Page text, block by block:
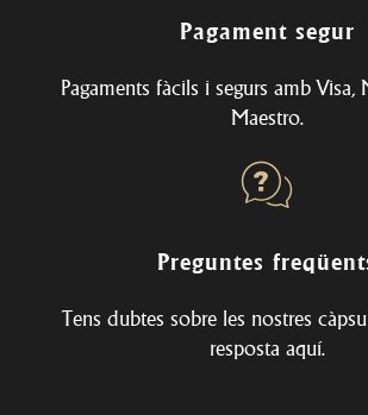
Pagament segur
Pagaments fàcils i segurs amb Visa,
Maestro.
Preguntes
Tens dubtes sobre les nostres
resposta aquí.